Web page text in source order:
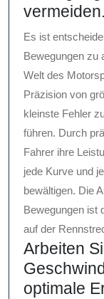
vermeiden.
Es ist
Bewegungen zu
Welt des
Präzision von
kleinste Fehler
führen. Durch
Fahrer ihre
jede Kurve und
bewältigen. Die
Bewegungen ist
auf der
Arbeiten
optimale